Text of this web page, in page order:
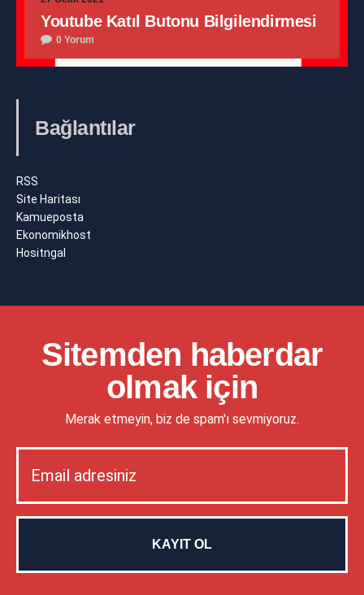
Youtube Katıl Butonu Bilgilendirmesi
0 Yorum
Bağlantılar
RSS
Site Haritası
Kamueposta
Ekonomikhost
Hositngal
Sitemden haberdar
olmak için
Merak etmeyin, biz de spam'ı sevmiyoruz.